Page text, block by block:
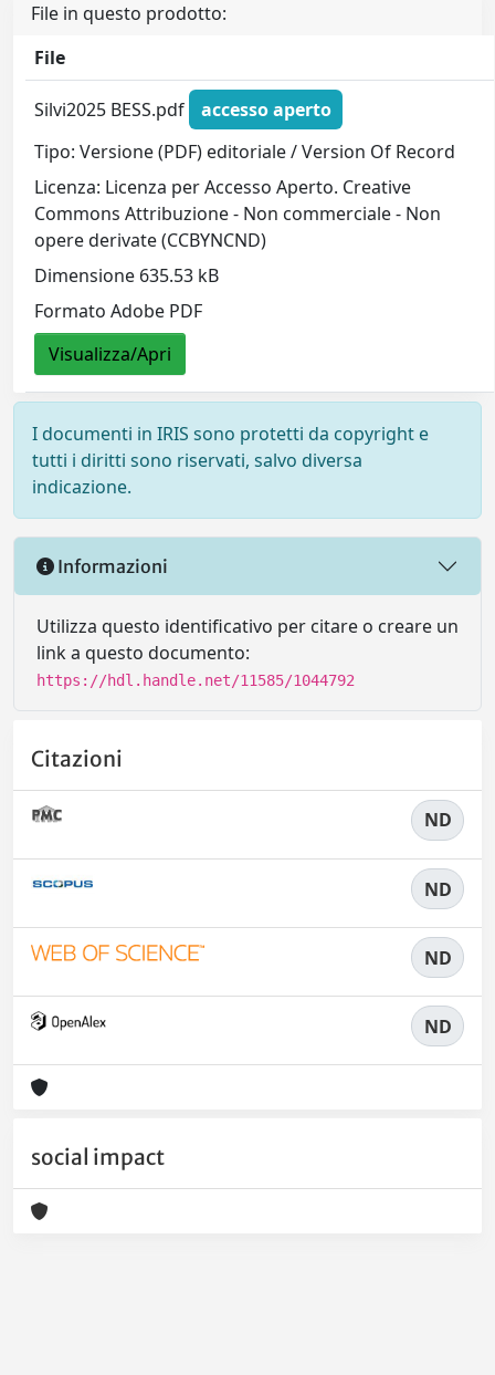
File in questo prodotto:
File
Silvi2025 BESS.pdf
accesso aperto
Tipo: Versione (PDF) editoriale / Version Of Record
Licenza: Licenza per Accesso Aperto. Creative
Commons Attribuzione - Non commerciale - Non
opere derivate (CCBYNCND)
Dimensione 635.53 kB
Formato Adobe PDF
Visualizza/Apri
I documenti in IRIS sono protetti da copyright e
tutti i diritti sono riservati, salvo diversa
indicazione.
Informazioni
Utilizza questo identificativo per citare o creare un
link a questo documento:
https://hdl.handle.net/11585/1044792
Citazioni
ND
ND
ND
ND
social impact